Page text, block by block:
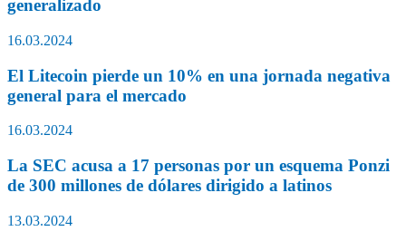
generalizado
16.03.2024
El Litecoin pierde un 10% en una jornada negativa
general para el mercado
16.03.2024
La SEC acusa a 17 personas por un esquema Ponzi
de 300 millones de dólares dirigido a latinos
13.03.2024